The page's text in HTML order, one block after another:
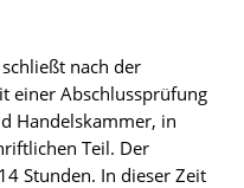
nach der
einer Abschlussprüfung
Handelskammer, in
Teil. Der
Stunden. In dieser Zeit